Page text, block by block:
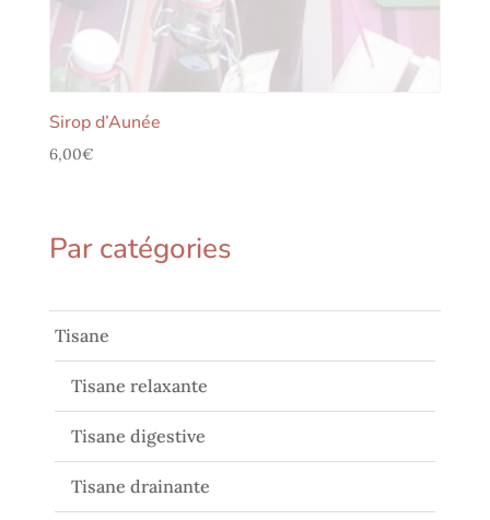
Sirop d’Aunée
6,00€
Par catégories
Tisane
Tisane relaxante
Tisane digestive
Tisane drainante